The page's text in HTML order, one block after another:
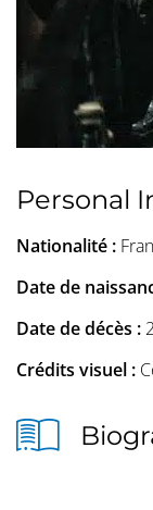
Personal
Nationalité :
Date de
Date de décès :
Crédits visuel :